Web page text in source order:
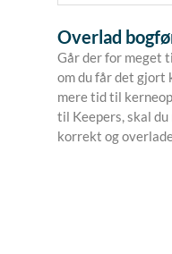
Overlad
Går der for meget
om du får det gjort
mere tid til
til Keepers, skal
korrekt og